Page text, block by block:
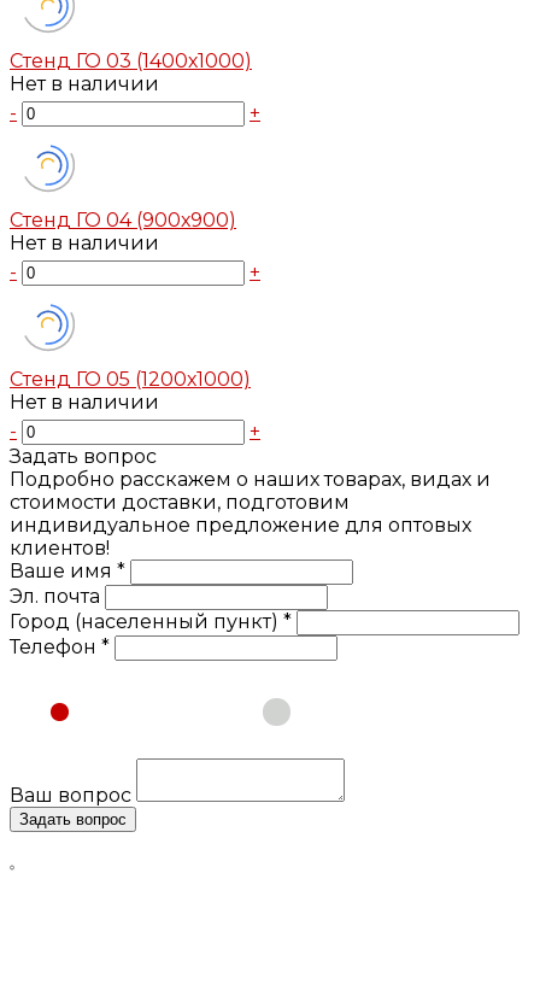
Стенд ГО 03 (1400х1000)
Нет в наличии
-
+
Стенд ГО 04 (900х900)
Нет в наличии
-
+
Стенд ГО 05 (1200х1000)
Нет в наличии
-
+
Задать вопрос
Подробно расскажем о наших товарах, видах и
стоимости доставки, подготовим
индивидуальное предложение для оптовых
клиентов!
Ваше имя *
Эл. почта
Город (населенный пункт) *
Телефон *
Юридическое лицо
Ваш вопрос
Задать вопрос